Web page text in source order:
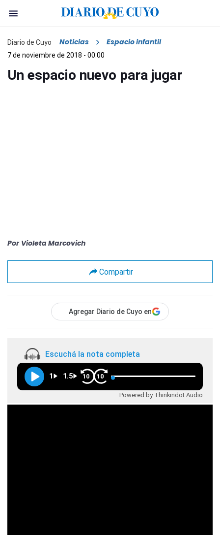
Diario de Cuyo Noticias Espacio infantil
7 de noviembre de 2018 - 00:00
Un espacio nuevo para jugar
Por Violeta Marcovich
Compartir
Agregar Diario de Cuyo en
Escuchá la nota completa
1 1.5 10 10
Powered by Thinkindot Audio